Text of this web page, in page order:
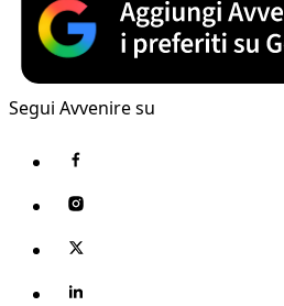
Segui Avvenire su